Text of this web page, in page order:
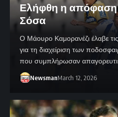
Ελήφθη η απόφαση
Σόσα
Ο Μάουρο Καμορανέζι έλαβε
για τη διαχείριση των
που συμπλήρωσαν
NewsmanMarch 12, 2026